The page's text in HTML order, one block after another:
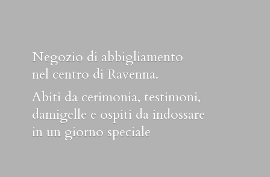
Negozio di abbigliamento
nel centro di Ravenna.
Abiti da cerimonia, testimoni,
damigelle e ospiti da indossare
in un giorno speciale